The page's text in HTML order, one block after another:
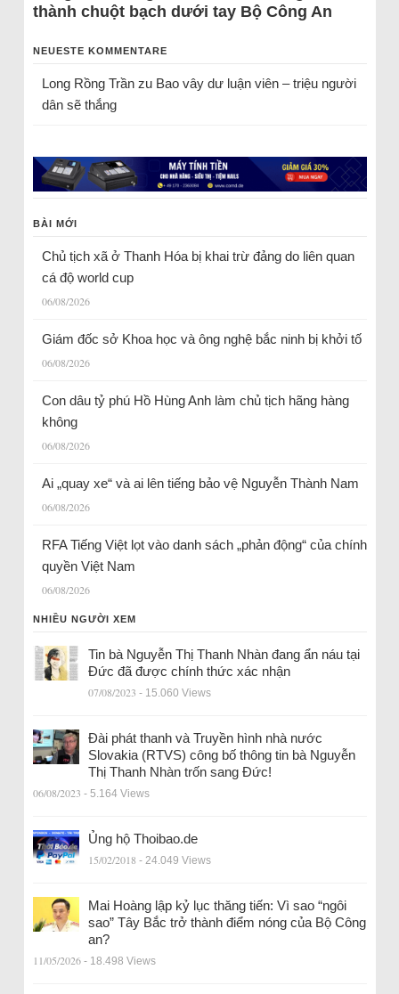
thành chuột bạch dưới tay Bộ Công An
NEUESTE KOMMENTARE
Long Rồng Trầnzu Bao vây dư luận viên – triệu người
dân sẽ thắng
BÀI MỚI
Chủ tịch xã ở Thanh Hóa bị khai trừ đảng do liên quan
cá độ world cup
06/08/2026
Giám đốc sở Khoa học và ông nghệ bắc ninh bị khởi tố
06/08/2026
Con dâu tỷ phú Hồ Hùng Anh làm chủ tịch hãng hàng
không
06/08/2026
Ai „quay xe“ và ai lên tiếng bảo vệ Nguyễn Thành Nam
06/08/2026
RFA Tiếng Việt lọt vào danh sách „phản động“ của chính
quyền Việt Nam
06/08/2026
NHIỀU NGƯỜI XEM
Tin bà Nguyễn Thị Thanh Nhàn đang ẩn náu tại
Đức đã được chính thức xác nhận
07/08/2023 - 15.060 Views
Đài phát thanh và Truyền hình nhà nước
Slovakia (RTVS) công bố thông tin bà Nguyễn
Thị Thanh Nhàn trốn sang Đức!
06/08/2023 - 5.164 Views
Ủng hộ Thoibao.de
15/02/2018 - 24.049 Views
Mai Hoàng lập kỷ lục thăng tiến: Vì sao “ngôi
sao” Tây Bắc trở thành điểm nóng của Bộ Công
an?
11/05/2026 - 18.498 Views